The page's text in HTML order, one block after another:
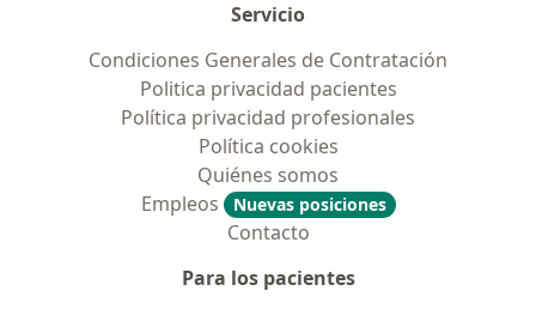
Servicio
Condiciones Generales de Contratación
Politica privacidad pacientes
Política privacidad profesionales
Política cookies
Quiénes somos
Empleos
Nuevas posiciones
Contacto
Para los pacientes